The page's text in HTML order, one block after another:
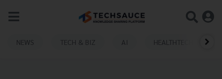
NEWS TECH & BIZ AI HEALTHTECH